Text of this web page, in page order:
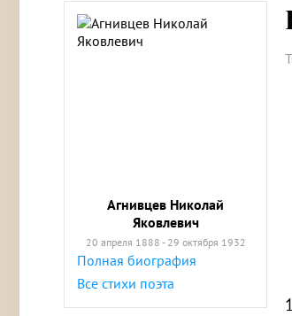
Агнивцев Николай
Яковлевич
20 апреля 1888 - 29 октября 1932
Полная биография
Все стихи поэта